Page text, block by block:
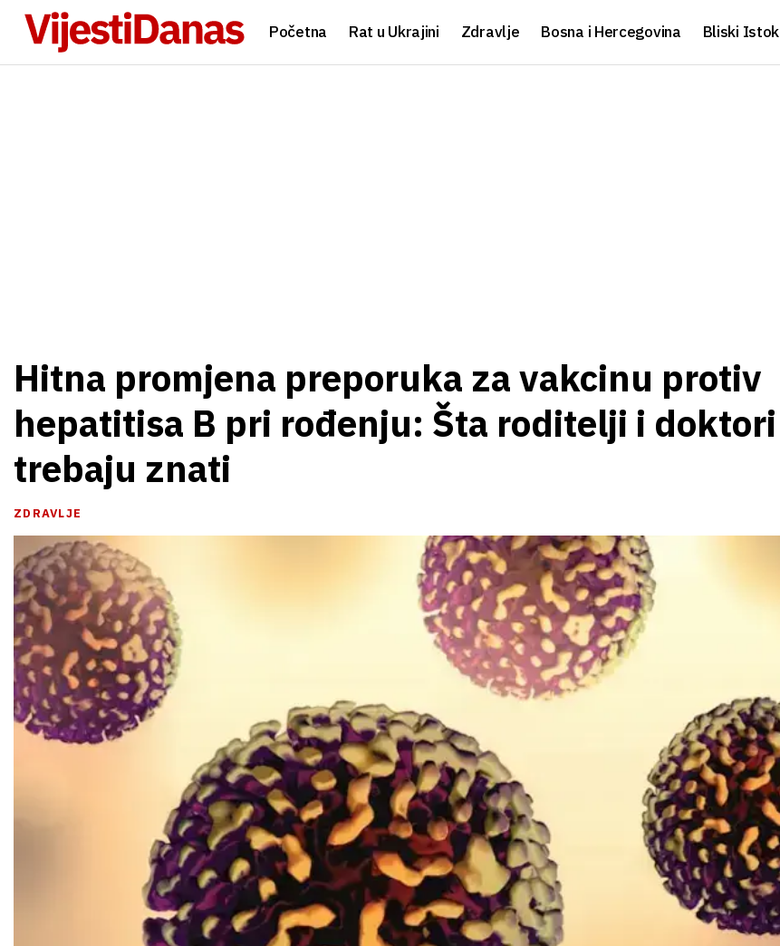
Početna Rat u Ukrajini Zdravlje Bosna i Hercegovina Bliski Istok
Hitna promjena preporuka za vakcinu protiv
hepatitisa B pri rođenju: Šta roditelji i doktori
trebaju znati
ZDRAVLJE